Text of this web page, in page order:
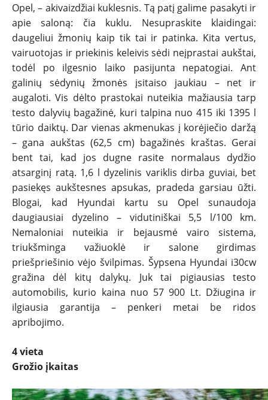
Opel, – akivaizdžiai kuklesnis. Tą patį galime pasakyti ir
apie saloną: čia kuklu. Nesupraskite klaidingai:
daugeliui žmonių kaip tik tai ir patinka. Kita vertus,
vairuotojas ir priekinis keleivis sėdi neįprastai aukštai,
todėl po ilgesnio laiko pasijunta nepatogiai. Ant
galinių sėdynių žmonės įsitaiso jaukiau – net ir
augaloti. Vis dėlto prastokai nuteikia mažiausia tarp
testo dalyvių bagažinė, kuri talpina nuo 415 iki 1395 l
tūrio daiktų. Dar vienas akmenukas į korėjiečio daržą
– gana aukštas (62,5 cm) bagažinės kraštas. Gerai
bent tai, kad jos dugne rasite normalaus dydžio
atsarginį ratą. 1,6 l dyzelinis variklis dirba guviai, bet
pasiekęs aukštesnes apsukas, pradeda garsiau ūžti.
Blogai, kad Hyundai kartu su Opel sunaudoja
daugiausiai dyzelino – vidutiniškai 5,5 l/100 km.
Nemaloniai nuteikia ir bejausmė vairo sistema,
triukšminga važiuoklė ir salone girdimas
priešpriešinio vėjo švilpimas. Šypsena Hyundai i30cw
gražina dėl kitų dalykų. Juk tai pigiausias testo
automobilis, kurio kaina nuo 57 900 Lt. Džiugina ir
ilgiausia garantija – penkeri metai be ridos
apribojimo.
4 vieta
Grožio įkaitas